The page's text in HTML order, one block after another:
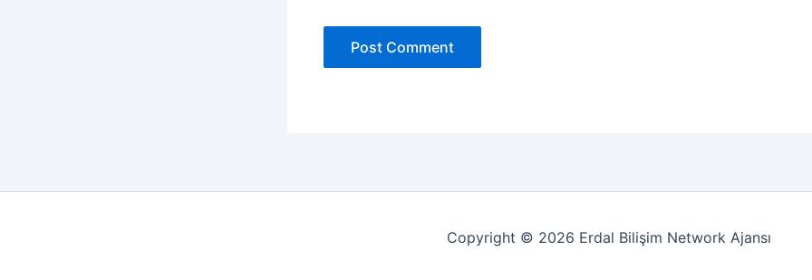
Copyright © 2026 Erdal Bilişim Network Ajansı